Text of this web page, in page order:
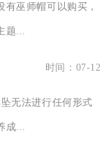
巫师帽可以购买，
题...
时间：07-12
无法进行任何形式
成...